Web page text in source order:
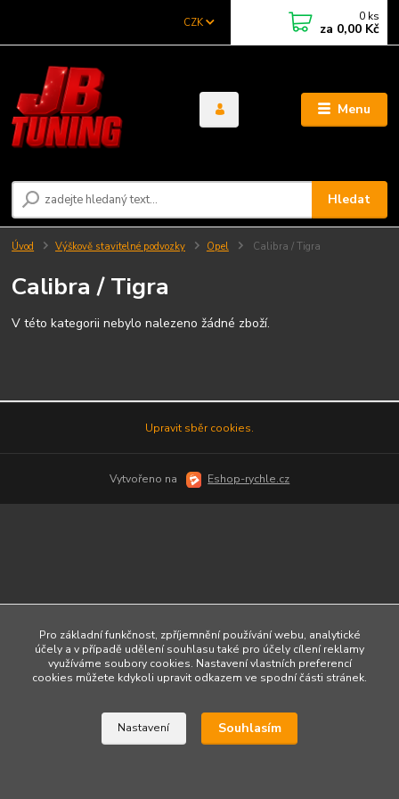
Menu
CZK
Hledat
0 ks
za 0,00 Kč
Úvod Výškově stavitelné podvozky Opel Calibra / Tigra
Calibra / Tigra
V této kategorii nebylo nalezeno žádné zboží.
Upravit sběr cookies.
Vytvořeno na Eshop-rychle.cz
Pro základní funkčnost, zpříjemnění používání webu, analytické
účely a v případě udělení souhlasu také pro účely cílení reklamy
využíváme soubory cookies. Nastavení vlastních preferencí
cookies můžete kdykoli upravit odkazem ve spodní části stránek.
Nastavení Souhlasím